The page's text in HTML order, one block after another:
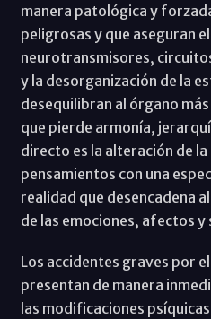
manera patológica y
peligrosas y que aseguran
neurotransmisores,
y la desorganización de la
desequilibran al órgano
que pierde armonía,
directo es la alteración de la
pensamientos con una
realidad que desencadena
de las emociones, afectos
Los accidentes graves por
presentan de manera
las modificaciones